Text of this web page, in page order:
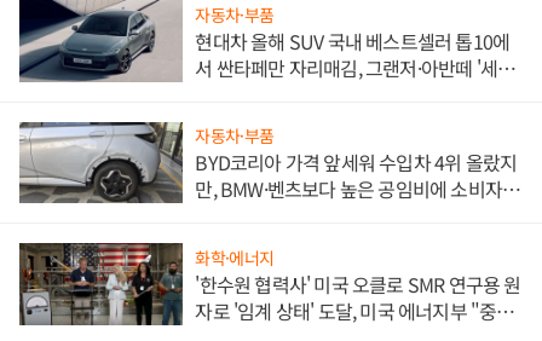
자동차·부품
현대차 올해 SUV 국내 베스트셀러 톱10에
서 싼타페만 자리매김, 그랜저·아반떼 '세단
자동차·부품
BYD코리아 가격 앞세워 수입차 4위 올랐지
만, BMW·벤츠보다 높은 공임비에 소비자
화학·에너지
'한수원 협력사' 미국 오클로 SMR 연구용 원
자로 '임계 상태' 도달, 미국 에너지부 "중요